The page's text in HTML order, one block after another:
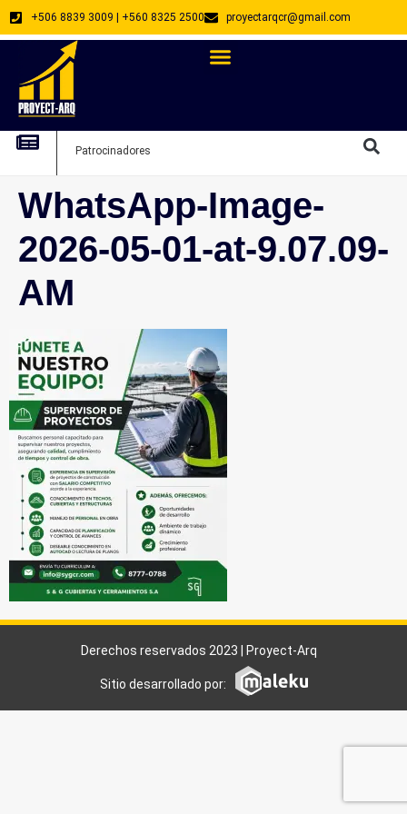
+506 8839 3009 | +560 8325 2500 proyectarqcr@gmail.com
Patrocinadores
WhatsApp-Image-
2026-05-01-at-9.07.09-
AM
Derechos reservados 2023 | Proyect-Arq
Sitio desarrollado por: